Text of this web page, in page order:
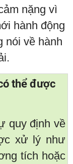
nặng vì
hành động
nói về hành
thể được
quy định về
xử lý như
tích hoặc